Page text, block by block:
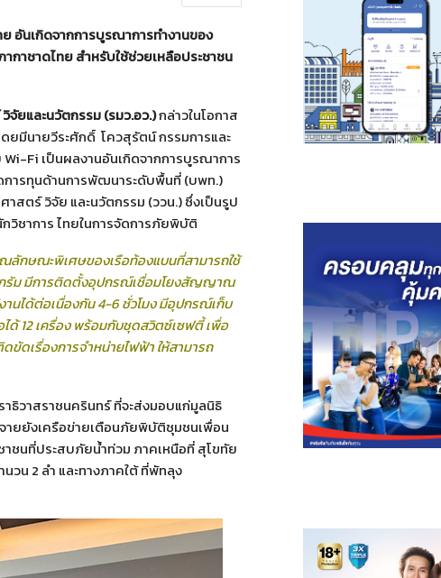
อันเกิดจากการบูรณาการทำงานของ
กาชาดไทย สำหรับใช้ช่วยเหลือประชาชน
ยและนวัตกรรม (รมว.อว.)กล่าวในโอกาส
ยมีนายวีระศักดิ์ โควสุรัตน์ กรรมการและ
Fi เป็นผลงานอันเกิดจากการบูรณาการ
การทุนด้านการพัฒนาระดับพื้นที่ (บพท.)
สตร์ วิจัย และนวัตกรรม (ววน.) ซึ่งเป็นรูป
วิชาการ ไทยในการจัดการภัยพิบัติ
ลักษณะพิเศษของเรือท้องแบนที่สามารถใช้
กรัม มีการติดตั้งอุปกรณ์เชื่อมโยงสัญญาณ
านได้ต่อเนื่องกัน 4-6 ชั่วโมง มีอุปกรณ์เก็บ
ด้ 12 เครื่อง พร้อมกับชุดสวิตซ์เซฟตี้ เพื่อ
ดเรื่องการจำหน่ายไฟฟ้า ให้สามารถ
ธิวาสราชนครินทร์ ที่จะส่งมอบแก่มูลนิธิ
ายยังเครือข่ายเตือนภัยพิบัติชุมชนเพื่อน
าชนที่ประสบภัยน้ำท่วม ภาคเหนือที่ สุโขทัย
วน 2 ลำ และทางภาคใต้ ที่พัทลุง